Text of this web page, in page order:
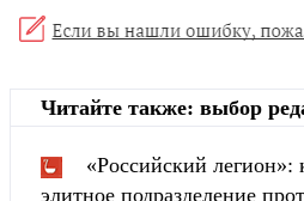
Читайте также: выбор
«Российский легион»:
элитное подразделение